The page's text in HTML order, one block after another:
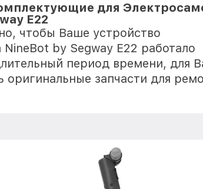
для
E22
чтобы Ваше устройство
by Segway E22 работало
период времени, для
оригинальные запчасти для